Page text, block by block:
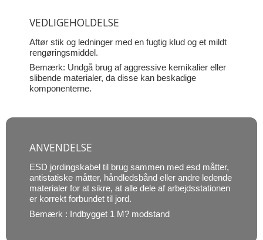
VEDLIGEHOLDELSE
Aftør stik og ledninger med en fugtig klud og et mildt
rengøringsmiddel.
Bemærk: Undgå brug af aggressive kemikalier eller
slibende materialer, da disse kan beskadige
komponenterne.
ANVENDELSE
ESD jordingskabel til brug sammen med esd måtter,
antistatiske måtter, håndledsbånd eller andre ledende
materialer for at sikre, at alle dele af arbejdsstationen
er korrekt forbundet til jord.
Bemærk : Indbygget 1 M? modstand